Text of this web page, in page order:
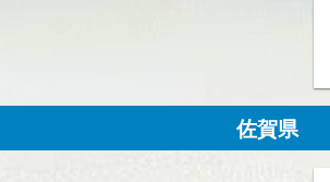
佐賀県